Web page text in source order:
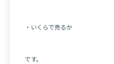
・いくらで売るか
です。